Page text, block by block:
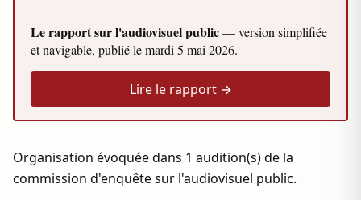
Le rapport sur l'audiovisuel public— version simplifiée
et navigable, publié lemardi 5 mai 2026.
Lire le rapport →
Organisation évoquée dans 1 audition(s) de la
commission d'enquête sur l'audiovisuel public.